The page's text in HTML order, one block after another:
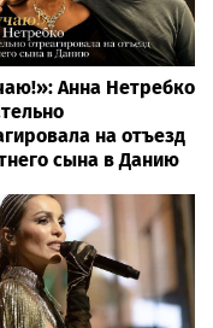
Анна Нетребко
на отъезд
сына в Данию